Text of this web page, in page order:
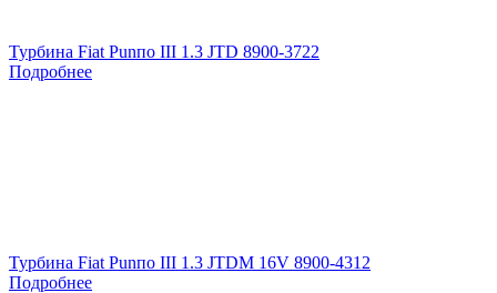
Турбина Fiat Punпо III 1.3 JTD 8900-3722
Подробнее
Турбина Fiat Punпо III 1.3 JTDM 16V 8900-4312
Подробнее